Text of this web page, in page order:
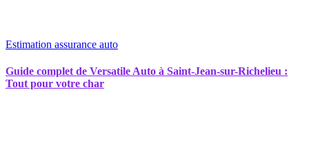
Estimation assurance auto
Guide complet de Versatile Auto à Saint-Jean-sur-Richelieu :
Tout pour votre char